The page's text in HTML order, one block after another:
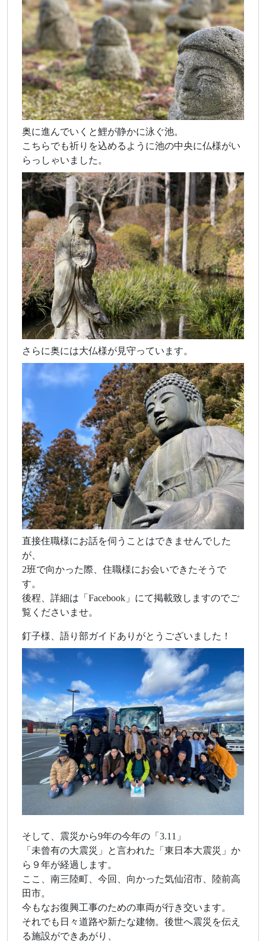
奥に進んでいくと鯉が静かに泳ぐ池。
こちらでも祈りを込めるように池の中央に仏様がい
らっしゃいました。
さらに奥には大仏様が見守っています。
直接住職様にお話を伺うことはできませんでした
が、
2班で向かった際、住職様にお会いできたそうで
す。
後程、詳細は「Facebook」にて掲載致しますのでご
覧くださいませ。
釘子様、語り部ガイドありがとうございました！
そして、震災から9年の今年の「3.11」
「未曾有の大震災」と言われた「東日本大震災」か
ら９年が経過します。
ここ、南三陸町、今回、向かった気仙沼市、陸前高
田市。
今もなお復興工事のための車両が行き交います。
それでも日々道路や新たな建物。後世へ震災を伝え
る施設ができあがり、